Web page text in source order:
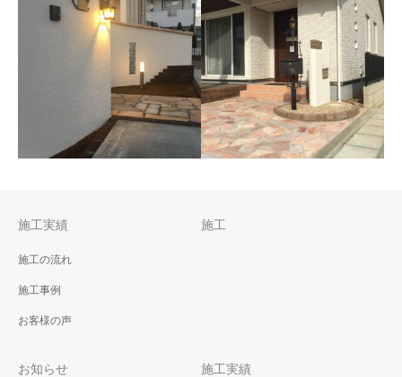
神栖市知手 N様邸
神栖市知手中央 N様邸 2023
神栖市知手 K様邸
神栖市知手 K様邸 2022年7月
25日
神栖市大野原 M様邸 2018年
1月22日
施工実績
施工の流れ
施工事例
お客様の声
施工
お知らせ 施工実績